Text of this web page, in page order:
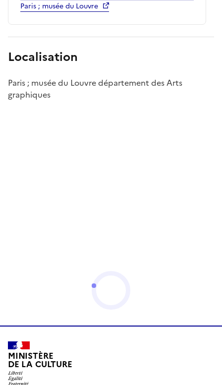
Paris ; musée du Louvre
Localisation
Paris ; musée du Louvre département des Arts
graphiques
MINISTÈRE
DE LA CULTURE